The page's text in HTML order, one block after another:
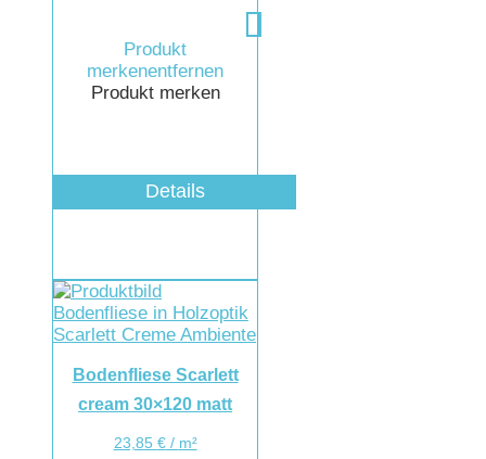
Produkt
merkenentfernen
Produkt merken
Details
Bodenfliese Scarlett
cream 30×120 matt
23,85 €/ m²